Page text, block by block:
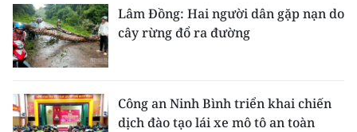
Lâm Đồng: Hai người dân gặp nạn do
cây rừng đổ ra đường
Công an Ninh Bình triển khai chiến
dịch đào tạo lái xe mô tô an toàn